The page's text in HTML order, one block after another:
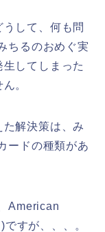
して、何も問
ちるのおめぐ実
してしまった
。
解決策は、み
ードの種類があ
American
すが、、、。